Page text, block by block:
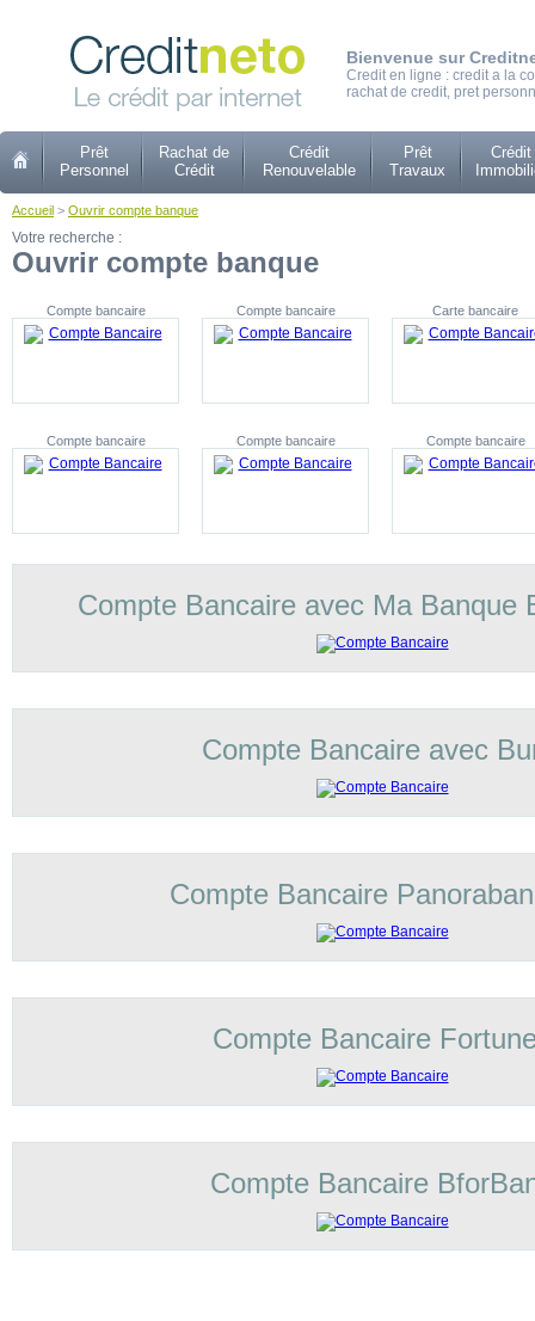
Bienvenue sur
Credit en ligne : credit a la
rachat de credit, pret
Prêt
Personnel
Rachat de
Crédit
Crédit
Renouvelable
Prêt
Travaux
Crédit
Accueil > Ouvrir compte banque
Votre recherche :
Ouvrir compte banque
Compte bancaire Compte bancaire Carte bancaire
Compte bancaire Compte bancaire Compte bancaire
Compte Bancaire avec Ma Banque
Compte Bancaire avec
Compte Bancaire
Compte Bancaire
Compte Bancaire